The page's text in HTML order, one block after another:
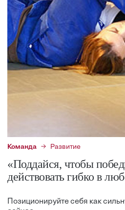
Команда Развитие
«Поддайся, чтобы
действовать гибко в
Позиционируйте себя как